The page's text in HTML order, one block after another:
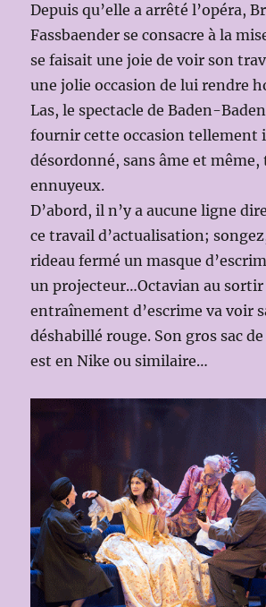
Depuis qu’elle a arrêté l’opéra,
Fassbaender se consacre à la
se faisait une joie de voir son
une jolie occasion de lui rendre
Las, le spectacle de Baden-
fournir cette occasion tellement
désordonné, sans âme et
ennuyeux.
D’abord, il n’y a aucune ligne
ce travail d’actualisation;
rideau fermé un masque
un projecteur…Octavian au sortir
entraînement d’escrime va voir
déshabillé rouge. Son gros sac
est en Nike ou similaire…